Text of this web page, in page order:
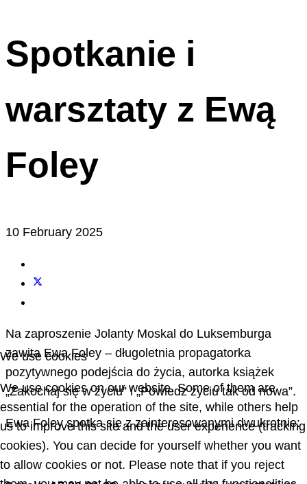
Spotkanie i
warsztaty z Ewą
Foley
10 February 2025
Na zaproszenie Jolanty Moskal do Luksemburga
zawita Ewa Foley – długoletnia propagatorka
pozytywnego podejścia do życia, autorka książek
„Zakochaj się w życiu” i „Powiedz życiu tak od nowa”.
Ewa Foley spotka się z zainteresowanymi dwukrotnie:
We use cookies
We use cookies on our website. Some of them are
essential for the operation of the site, while others help
us to improve this site and the user experience (tracking
cookies). You can decide for yourself whether you want
to allow cookies or not. Please note that if you reject